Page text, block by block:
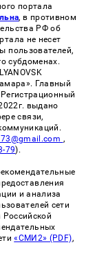
портала
, в противном
РФ об
не несет
пользователей,
субдоменах.
Главный
выдано
связи,
,
79).
и анализа
сети
«СМИ2» (PDF),